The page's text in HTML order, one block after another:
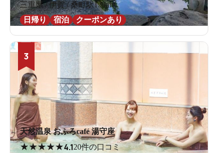
三重県 / 伊賀 / 桑町駅1.9km
日帰り
宿泊 クーポンあり
3
天然温泉 おふろcafé 湯守座
★★★★★4.120件の口コミ